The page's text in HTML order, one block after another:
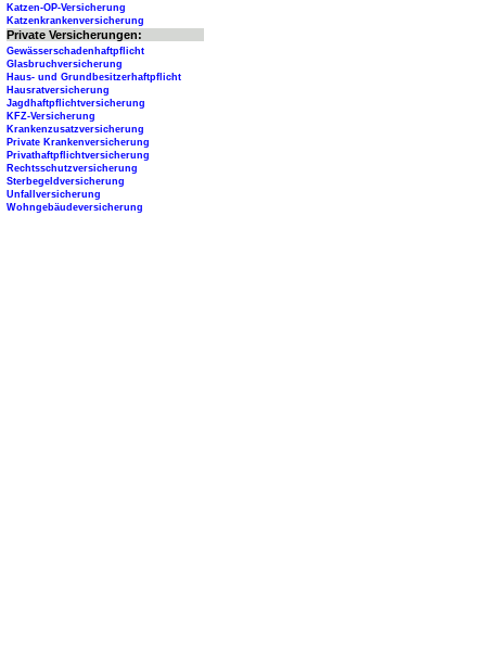
Katzen-OP-Versicherung
Katzenkrankenversicherung
Private Versicherungen:
Gewässerschadenhaftpflicht
Glasbruchversicherung
Haus- und Grundbesitzerhaftpflicht
Hausratversicherung
Jagdhaftpflichtversicherung
KFZ-Versicherung
Krankenzusatzversicherung
Private Krankenversicherung
Privathaftpflichtversicherung
Rechtsschutzversicherung
Sterbegeldversicherung
Unfallversicherung
Wohngebäudeversicherung